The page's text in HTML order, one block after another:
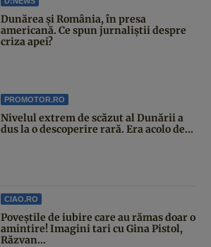
Dunărea și România, în presa
americană. Ce spun jurnaliștii despre
criza apei?
PROMOTOR.RO
Nivelul extrem de scăzut al Dunării a
dus la o descoperire rară. Era acolo de...
CIAO.RO
Poveştile de iubire care au rămas doar o
amintire! Imagini tari cu Gina Pistol,
Răzvan...